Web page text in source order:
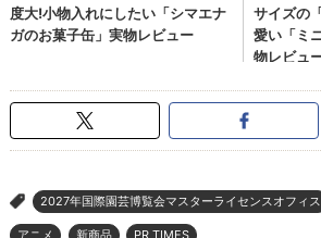
> 2027年国際園芸博覧会マスターライセンスオフィス